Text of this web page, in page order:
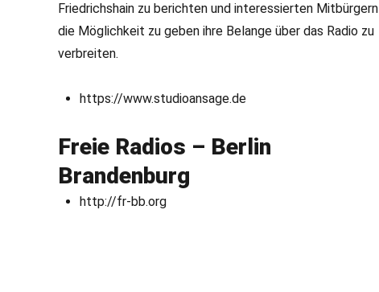
Friedrichshain zu berichten und interessierten Mitbürgern
die Möglichkeit zu geben ihre Belange über das Radio zu
verbreiten.
https://www.studioansage.de
Freie Radios – Berlin
Brandenburg
http://fr-bb.org